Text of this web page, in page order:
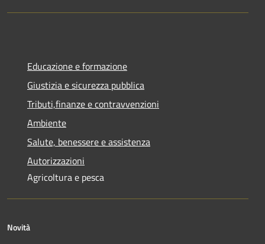
Educazione e formazione
Giustizia e sicurezza pubblica
Tributi,finanze e contravvenzioni
Ambiente
Salute, benessere e assistenza
Autorizzazioni
Agricoltura e pesca
Novità